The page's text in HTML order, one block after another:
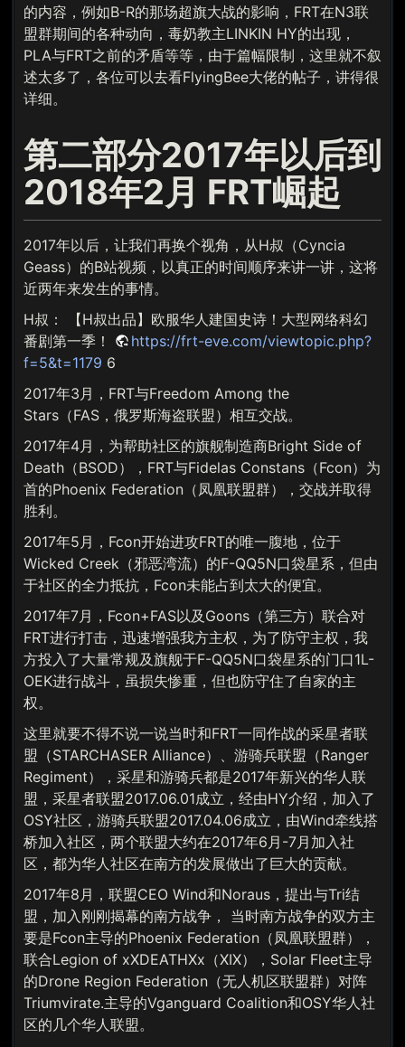
的内容，例如B-R的那场超旗大战的影响，FRT在N3联
盟群期间的各种动向，毒奶教主LINKIN HY的出现，
PLA与FRT之前的矛盾等等，由于篇幅限制，这里就不叙
述太多了，各位可以去看FlyingBee大佬的帖子，讲得很
详细。
第二部分2017年以后到
2018年2月 FRT崛起
2017年以后，让我们再换个视角，从H叔（Cyncia
Geass）的B站视频，以真正的时间顺序来讲一讲，这将
近两年来发生的事情。
H叔： 【H叔出品】欧服华人建国史诗！大型网络科幻
番剧第一季！
https://frt-eve.com/viewtopic.php?
f=5&t=1179 6
2017年3月，FRT与Freedom Among the
Stars（FAS，俄罗斯海盗联盟）相互交战。
2017年4月，为帮助社区的旗舰制造商Bright Side of
Death（BSOD），FRT与Fidelas Constans（Fcon）为
首的Phoenix Federation（凤凰联盟群），交战并取得
胜利。
2017年5月，Fcon开始进攻FRT的唯一腹地，位于
Wicked Creek（邪恶湾流）的F-QQ5N口袋星系，但由
于社区的全力抵抗，Fcon未能占到太大的便宜。
2017年7月，Fcon+FAS以及Goons（第三方）联合对
FRT进行打击，迅速增强我方主权，为了防守主权，我
方投入了大量常规及旗舰于F-QQ5N口袋星系的门口1L-
OEK进行战斗，虽损失惨重，但也防守住了自家的主
权。
这里就要不得不说一说当时和FRT一同作战的采星者联
盟（STARCHASER Alliance）、游骑兵联盟（Ranger
Regiment），采星和游骑兵都是2017年新兴的华人联
盟，采星者联盟2017.06.01成立，经由HY介绍，加入了
OSY社区，游骑兵联盟2017.04.06成立，由Wind牵线搭
桥加入社区，两个联盟大约在2017年6月-7月加入社
区，都为华人社区在南方的发展做出了巨大的贡献。
2017年8月，联盟CEO Wind和Noraus，提出与Tri结
盟，加入刚刚揭幕的南方战争， 当时南方战争的双方主
要是Fcon主导的Phoenix Federation（凤凰联盟群），
联合Legion of xXDEATHXx（XIX），Solar Fleet主导
的Drone Region Federation（无人机区联盟群）对阵
Triumvirate.主导的Vganguard Coalition和OSY华人社
区的几个华人联盟。